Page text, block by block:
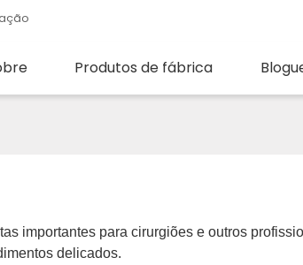
Produtos de fábrica
importantes para cirurgiões e outros
delicados.